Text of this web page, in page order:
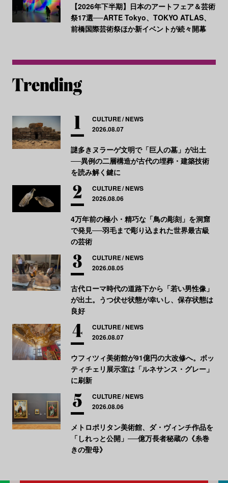
【2026年下半期】日本のアートフェア＆芸術
祭17選──ARTE Tokyo、TOKYO ATLAS、
前橋国際芸術祭ほか新イベントが続々開幕
CULTURE NEWS
2026.08.07
謎多きヌラーゲ文明で「巨人の墓」が出土
──異例の二層構造が古代の埋葬・建築技術
を読み解く鍵に
CULTURE NEWS
2026.08.06
4万年前の極小・精巧な「鳥の彫刻」を洞窟
で発見──羽毛まで彫り込まれた世界最古級
の芸術
CULTURE NEWS
2026.08.05
古代ローマ時代の道路下から「若い男性像」
が出土。うつ伏せ状態が幸いし、保存状態は
良好
CULTURE NEWS
2026.08.07
ウフィツィ美術館が91億円の大改修へ。ボッ
ティチェリ展示室は「ルネサンス・グレー」
に刷新
CULTURE NEWS
2026.08.06
メトロポリタン美術館、ダ・ヴィンチ作品を
「しれっと公開」──億万長者秘蔵の《糸巻
きの聖母》